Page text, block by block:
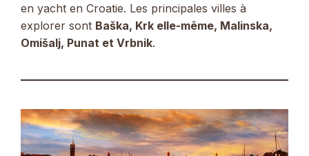
en yacht en Croatie. Les principales villes à
explorer sont Baška, Krk elle-même, Malinska,
Omišalj, Punat et Vrbnik.